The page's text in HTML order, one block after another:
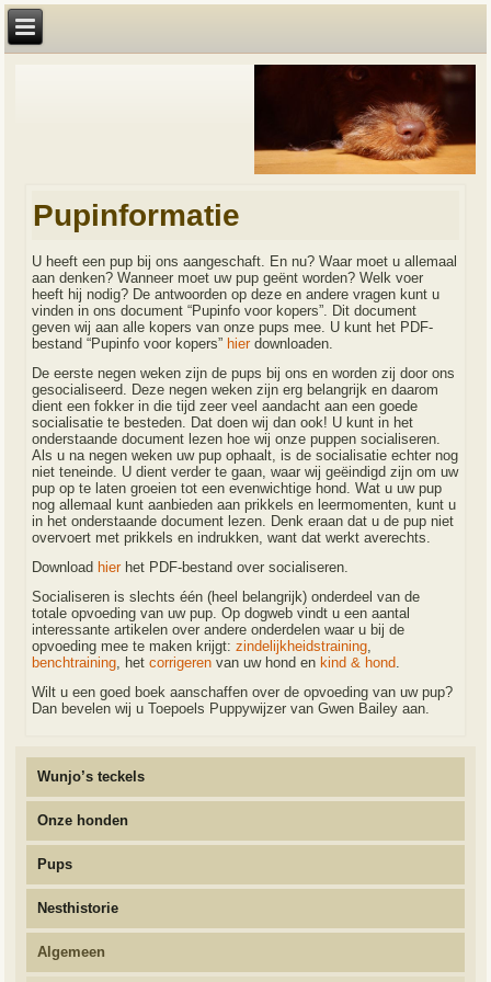
Pupinformatie
U heeft een pup bij ons aangeschaft. En nu? Waar moet u allemaal
aan denken? Wanneer moet uw pup geënt worden? Welk voer
heeft hij nodig? De antwoorden op deze en andere vragen kunt u
vinden in ons document “Pupinfo voor kopers”. Dit document
geven wij aan alle kopers van onze pups mee. U kunt het PDF-
bestand “Pupinfo voor kopers” hierdownloaden.
De eerste negen weken zijn de pups bij ons en worden zij door ons
gesocialiseerd. Deze negen weken zijn erg belangrijk en daarom
dient een fokker in die tijd zeer veel aandacht aan een goede
socialisatie te besteden. Dat doen wij dan ook! U kunt in het
onderstaande document lezen hoe wij onze puppen socialiseren.
Als u na negen weken uw pup ophaalt, is de socialisatie echter nog
niet teneinde. U dient verder te gaan, waar wij geëindigd zijn om uw
pup op te laten groeien tot een evenwichtige hond. Wat u uw pup
nog allemaal kunt aanbieden aan prikkels en leermomenten, kunt u
in het onderstaande document lezen. Denk eraan dat u de pup niet
overvoert met prikkels en indrukken, want dat werkt averechts.
Download hierhet PDF-bestand over socialiseren.
Socialiseren is slechts één (heel belangrijk) onderdeel van de
totale opvoeding van uw pup. Op dogweb vindt u een aantal
interessante artikelen over andere onderdelen waar u bij de
opvoeding mee te maken krijgt:zindelijkheidstraining,
benchtraining, hetcorrigeren van uw hond en kind & hond.
Wilt u een goed boek aanschaffen over de opvoeding van uw pup?
Dan bevelen wij u Toepoels Puppywijzer van Gwen Bailey aan.
Wunjo’s teckels
Onze honden
Pups
Nesthistorie
Algemeen